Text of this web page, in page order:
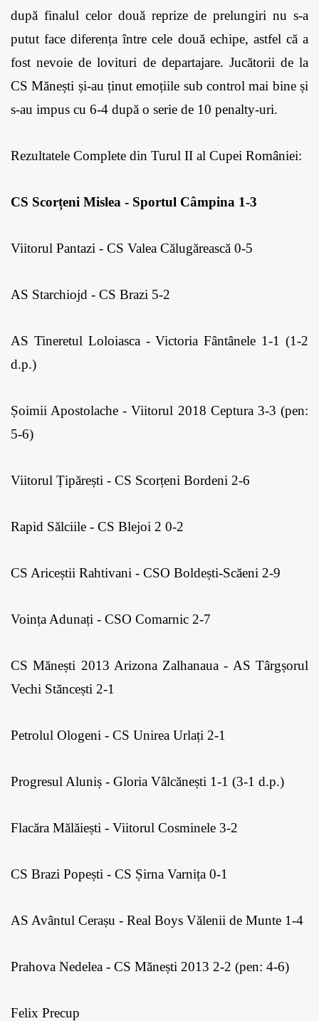
după finalul celor două reprize de prelungiri nu s-a
putut face diferența între cele două echipe, astfel că a
fost nevoie de lovituri de departajare. Jucătorii de la
CS Mănești și-au ținut emoțiile sub control mai bine și
s-au impus cu 6-4 după o serie de 10 penalty-uri.
Rezultatele Complete din Turul II al Cupei României:
CS Scorțeni Mislea - Sportul Câmpina 1-3
Viitorul Pantazi - CS Valea Călugărească 0-5
AS Starchiojd - CS Brazi 5-2
AS Tineretul Loloiasca - Victoria Fântânele 1-1 (1-2
d.p.)
Șoimii Apostolache - Viitorul 2018 Ceptura 3-3 (pen:
5-6)
Viitorul Țipărești - CS Scorțeni Bordeni 2-6
Rapid Sălciile - CS Blejoi 2 0-2
CS Ariceștii Rahtivani - CSO Boldești-Scăeni 2-9
Voința Adunați - CSO Comarnic 2-7
CS Mănești 2013 Arizona Zalhanaua - AS Târgșorul
Vechi Stăncești 2-1
Petrolul Ologeni - CS Unirea Urlați 2-1
Progresul Aluniș - Gloria Vâlcănești 1-1 (3-1 d.p.)
Flacăra Mălăiești - Viitorul Cosminele 3-2
CS Brazi Popești - CS Șirna Varnița 0-1
AS Avântul Cerașu - Real Boys Vălenii de Munte 1-4
Prahova Nedelea - CS Mănești 2013 2-2 (pen: 4-6)
Felix Precup